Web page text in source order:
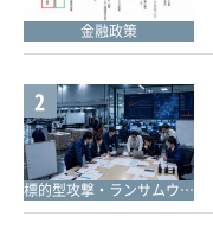
金融政策
2
標的型攻撃・ランサムウェア対策